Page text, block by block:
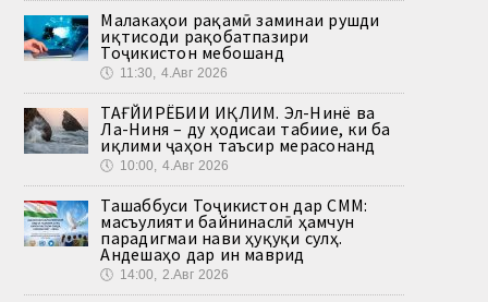
Малакаҳои рақамӣ заминаи рушди
иқтисоди рақобатпазири
Тоҷикистон мебошанд
🕔 11:30, 4.Авг 2026
ТАҒЙИРЁБИИ ИҚЛИМ. Эл-Нинё ва
Ла-Ниня – ду ҳодисаи табиие, ки ба
иқлими ҷаҳон таъсир мерасонанд
🕔 10:00, 4.Авг 2026
Ташаббуси Тоҷикистон дар СММ:
масъулияти байнинаслӣ ҳамчун
парадигмаи нави ҳуқуқи сулҳ.
Андешаҳо дар ин маврид
🕔 14:00, 2.Авг 2026